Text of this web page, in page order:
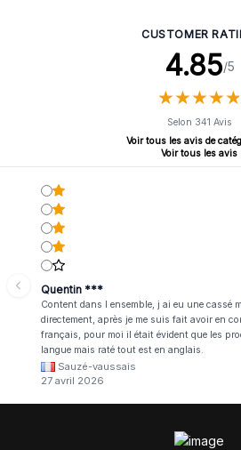
CUSTOMER
4.85/5
★★★★★
★★★★★
Selon 341 Avis
Voir tous les avis de
Voir tous les avis
Quentin ***
Content dans l ensemble, j ai eu une cassé
directement, après je me suis fait avoir en
français, pour moi il était évident que les
langue mais raté tout est en anglais.
Sauzé-vaussais
27 avril 2026